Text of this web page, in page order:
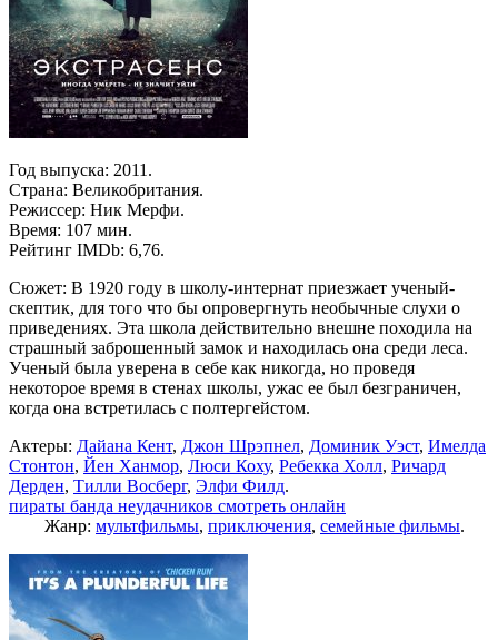
Год выпуска: 2011.
Страна: Великобритания.
Режиссер: Ник Мерфи.
Время: 107 мин.
Рейтинг IMDb: 6,76.
Сюжет: В 1920 году в школу-интернат приезжает ученый-
скептик, для того что бы опровергнуть необычные слухи о
приведениях. Эта школа действительно внешне походила на
страшный заброшенный замок и находилась она среди леса.
Ученый была уверена в себе как никогда, но проведя
некоторое время в стенах школы, ужас ее был безграничен,
когда она встретилась с полтергейстом.
Актеры: Дайана Кент, Джон Шрэпнел, Доминик Уэст, Имелда
Стонтон, Йен Ханмор, Люси Коху, Ребекка Холл, Ричард
Дерден, Тилли Восберг, Элфи Филд.
пираты банда неудачников смотреть онлайн
Жанр: мультфильмы, приключения, семейные фильмы.